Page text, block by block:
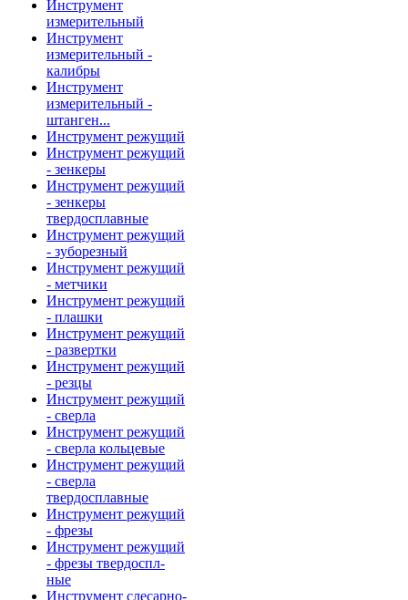
Инструмент
измерительный
Инструмент
измерительный -
калибры
Инструмент
измерительный -
штанген...
Инструмент режущий
Инструмент режущий
- зенкеры
Инструмент режущий
- зенкеры
твердосплавные
Инструмент режущий
- зуборезный
Инструмент режущий
- метчики
Инструмент режущий
- плашки
Инструмент режущий
- развертки
Инструмент режущий
- резцы
Инструмент режущий
- сверла
Инструмент режущий
- сверла кольцевые
Инструмент режущий
- сверла
твердосплавные
Инструмент режущий
- фрезы
Инструмент режущий
- фрезы твердоспл-
ные
Инструмент слесарно-